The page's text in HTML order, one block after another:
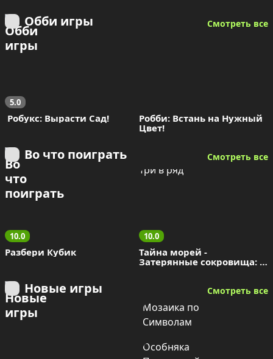
Обби игры Смотреть все
5.0
Робукс: Вырасти Сад!
Робби: Встань на Нужный
Цвет!
Во что поиграть Смотреть все
10.0
Разбери Кубик
10.0
Тайна морей -
Затерянные сокровища:
Новые игры Смотреть все